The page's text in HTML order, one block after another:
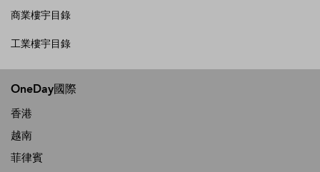
商業樓宇目錄
工業樓宇目錄
OneDay國際
香港
越南
菲律賓